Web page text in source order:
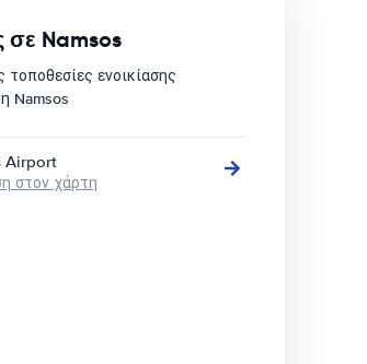
σε Namsos
τοποθεσίες ενοικίασης
Namsos
Airport
στον χάρτη